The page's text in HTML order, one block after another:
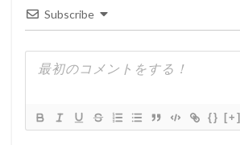
Subscribe
{} [+]